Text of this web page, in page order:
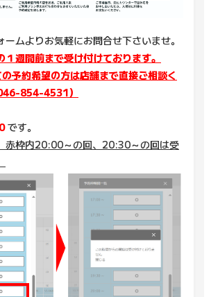
ムよりお気軽にお問合せ下さいませ。
１週間前まで受け付けております。
予約希望の方は店舗まで直接ご相談く
854-4531）
です。
赤枠内20:00～の回、20:30～の回は受